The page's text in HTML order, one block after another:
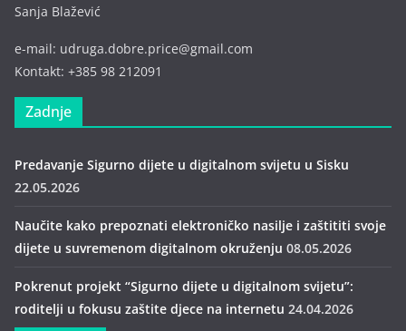
Sanja Blažević
e-mail: udruga.dobre.price@gmail.com
Kontakt: +385 98 212091
Zadnje
Predavanje Sigurno dijete u digitalnom svijetu u Sisku
22.05.2026
Naučite kako prepoznati elektroničko nasilje i zaštititi svoje
dijete u suvremenom digitalnom okruženju 08.05.2026
Pokrenut projekt “Sigurno dijete u digitalnom svijetu”:
roditelji u fokusu zaštite djece na internetu 24.04.2026